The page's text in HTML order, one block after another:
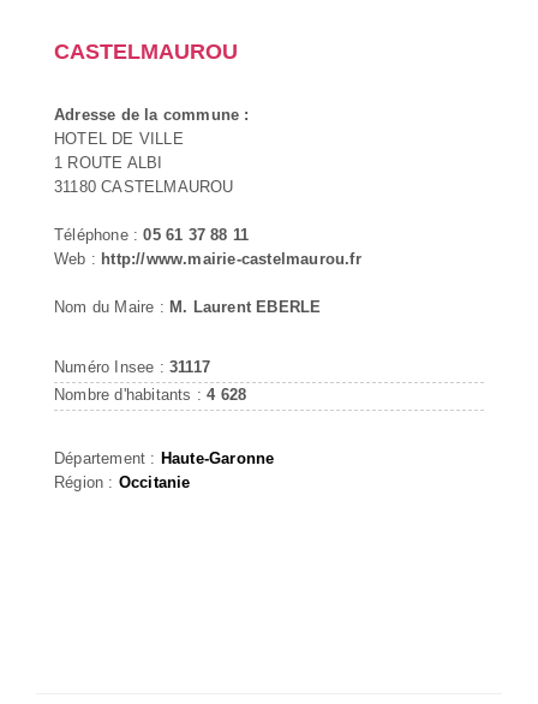
CASTELMAUROU
Adresse de la commune :
HOTEL DE VILLE
1 ROUTE ALBI
31180 CASTELMAUROU
Téléphone :05 61 37 88 11
Web : http://www.mairie-castelmaurou.fr
Nom du Maire : M. Laurent EBERLE
Numéro Insee : 31117
Nombre d'habitants :4 628
Département : Haute-Garonne
Région : Occitanie